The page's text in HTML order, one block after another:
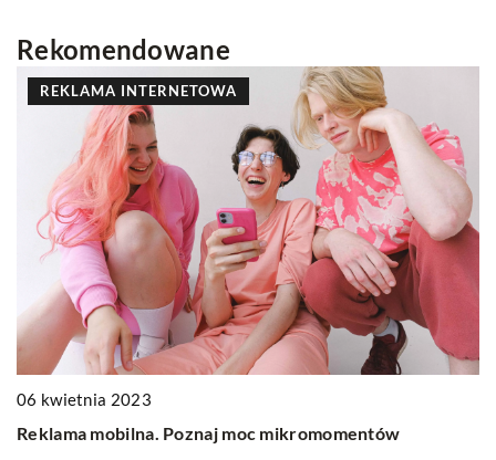
Rekomendowane
REKLAMA INTERNETOWA
06 kwietnia 2023
Reklama mobilna. Poznaj moc mikromomentów